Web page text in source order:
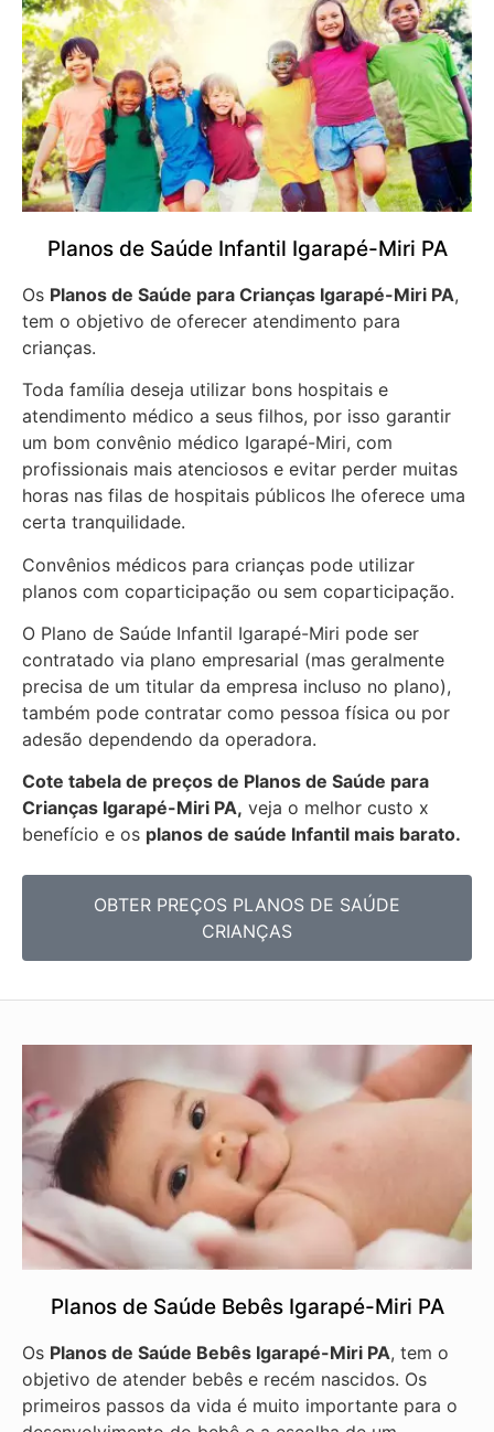
Planos de Saúde Infantil Igarapé-Miri PA
Os Planos de Saúde para Crianças Igarapé-Miri PA,
tem o objetivo de oferecer atendimento para
crianças.
Toda família deseja utilizar bons hospitais e
atendimento médico a seus filhos, por isso garantir
um bom convênio médico Igarapé-Miri, com
profissionais mais atenciosos e evitar perder muitas
horas nas filas de hospitais públicos lhe oferece uma
certa tranquilidade.
Convênios médicos para crianças pode utilizar
planos com coparticipação ou sem coparticipação.
O Plano de Saúde Infantil Igarapé-Miri pode ser
contratado via plano empresarial (mas geralmente
precisa de um titular da empresa incluso no plano),
também pode contratar como pessoa física ou por
adesão dependendo da operadora.
Cote tabela de preços de Planos de Saúde para
Crianças Igarapé-Miri PA, veja o melhor custo x
benefício e os planos de saúde Infantil mais barato.
OBTER PREÇOS PLANOS DE SAÚDE
CRIANÇAS
Planos de Saúde Bebês Igarapé-Miri PA
Os Planos de Saúde Bebês Igarapé-Miri PA, tem o
objetivo de atender bebês e recém nascidos. Os
primeiros passos da vida é muito importante para o